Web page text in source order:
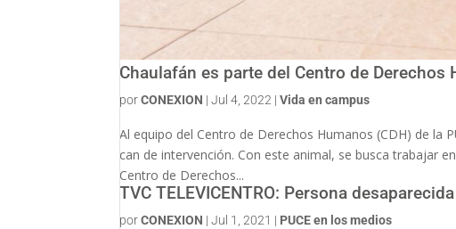
Chaulafán es parte del Centro de Derechos
porCONEXION |Jul 4, 2022 |Vida en campus
Al equipo del Centro de Derechos Humanos (CDH) de la
can de intervención. Con este animal, se busca trabajar
Centro de Derechos...
TVC TELEVICENTRO: Persona desaparecida
porCONEXION |Jul 1, 2021 | PUCE en los medios